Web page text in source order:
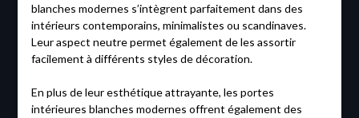
blanches modernes s’intègrent parfaitement dans des
intérieurs contemporains, minimalistes ou scandinaves.
Leur aspect neutre permet également de les assortir
facilement à différents styles de décoration.
En plus de leur esthétique attrayante, les portes
intérieures blanches modernes offrent également des